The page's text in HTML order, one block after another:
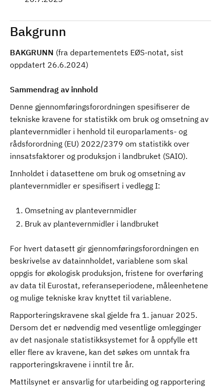
Bakgrunn
BAKGRUNN (fra departementets EØS-notat, sist
oppdatert 26.6.2024)
Sammendrag av innhold
Denne gjennomføringsforordningen spesifiserer de
tekniske kravene for statistikk om bruk og omsetning av
plantevernmidler i henhold til europarlaments- og
rådsforordning (EU) 2022/2379 om statistikk over
innsatsfaktorer og produksjon i landbruket (SAIO).
Innholdet i datasettene om bruk og omsetning av
plantevernmidler er spesifisert i vedlegg I:
Omsetning av plantevernmidler
Bruk av plantevernmidler i landbruket
For hvert datasett gir gjennomføringsforordningen en
beskrivelse av datainnholdet, variablene som skal
oppgis for økologisk produksjon, fristene for overføring
av data til Eurostat, referanseperiodene, måleenhetene
og mulige tekniske krav knyttet til variablene.
Rapporteringskravene skal gjelde fra 1. januar 2025.
Dersom det er nødvendig med vesentlige omlegginger
av det nasjonale statistikksystemet for å oppfylle ett
eller flere av kravene, kan det søkes om unntak fra
rapporteringskravene i inntil tre år.
Mattilsynet er ansvarlig for utarbeiding og rapportering